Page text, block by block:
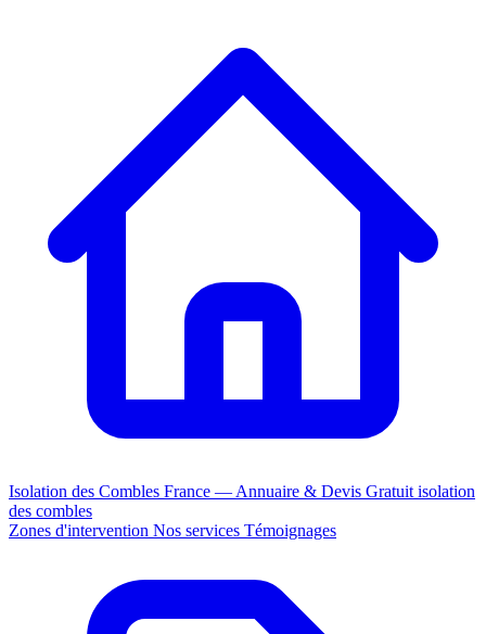
Isolation des Combles France — Annuaire & Devis Gratuit isolation
des combles
Zones d'intervention Nos services Témoignages